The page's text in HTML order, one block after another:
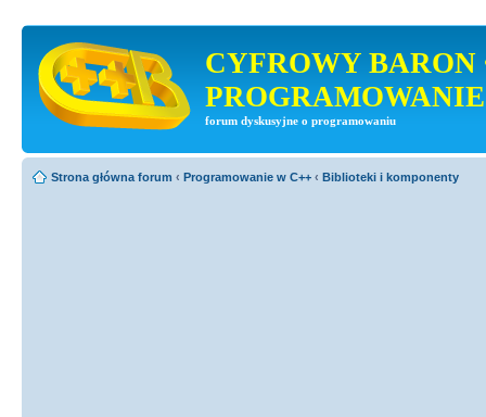
CYFROWY BARON
PROGRAMOWANIE
forum dyskusyjne o programowaniu
Strona główna forum ‹ Programowanie w C++ ‹ Biblioteki i komponenty